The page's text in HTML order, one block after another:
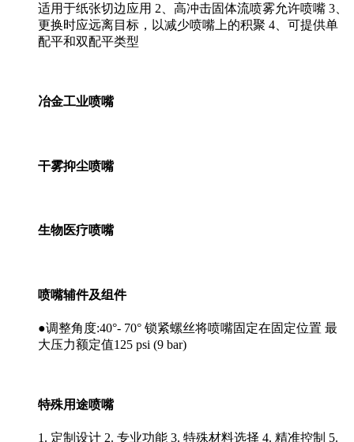
适用于纸张切边应用 2、高冲击固体流喷雾允许喷嘴 3、
更换时应远离目标，以减少喷嘴上的积聚 4、可提供单
配平和双配平类型
冶金工业喷嘴
干雾抑尘喷嘴
生物医疗喷嘴
喷嘴辅件及组件
●调整角度:40°- 70° 锁紧螺丝将喷嘴固定在固定位置 最
大压力额定值125 psi (9 bar)
特殊用途喷嘴
1. 定制设计 2. 专业功能 3. 特殊材料选择 4. 精准控制 5.